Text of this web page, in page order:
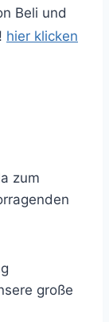
Beli und
hier klicken
zum
große